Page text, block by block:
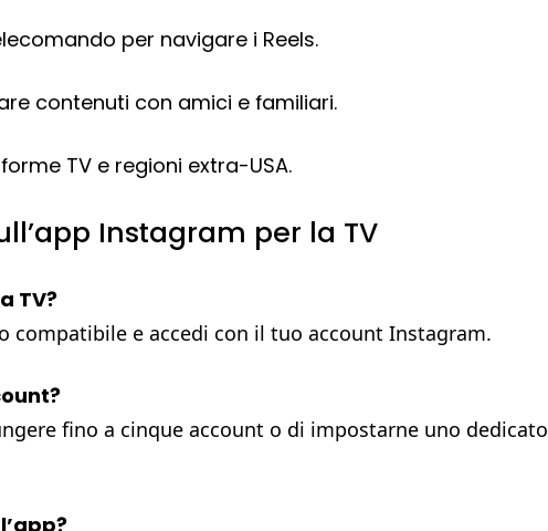
per navigare i Reels.
contenuti con amici e familiari.
TV e regioni extra-USA.
Instagram per la TV
TV?
compatibile e accedi con il tuo account Instagram.
fino a cinque account o di impostarne uno dedicato